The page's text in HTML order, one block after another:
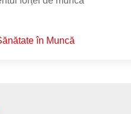
în Muncă